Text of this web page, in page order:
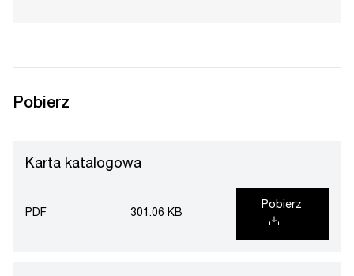
Pobierz
Karta katalogowa
PDF 301.06 KB
Pobierz